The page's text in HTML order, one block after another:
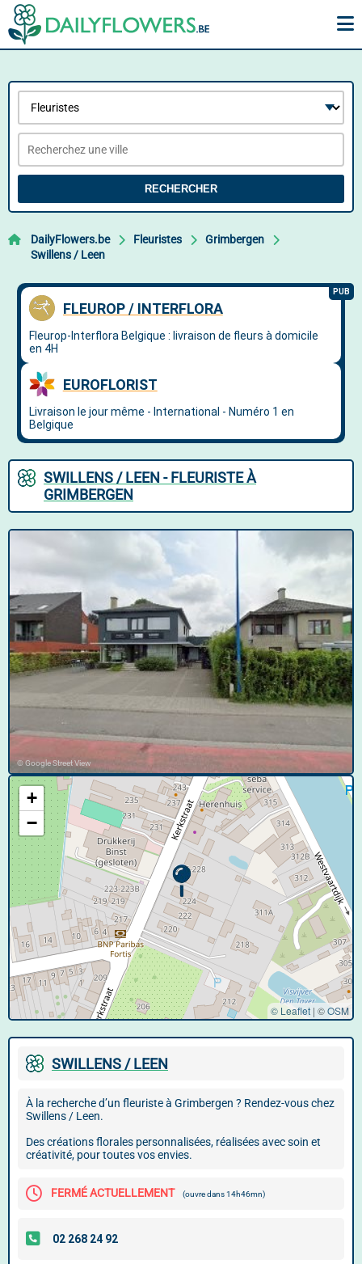
RECHERCHER
DailyFlowers.be Fleuristes
Grimbergen
Swillens / Leen
SWILLENS / LEEN - FLEURISTE À
GRIMBERGEN
© Google Street View
+
−
© Leaflet | ©OSM
SWILLENS / LEEN
À la recherche d’un fleuriste à Grimbergen ? Rendez-vous chez
Swillens / Leen.
Des créations florales personnalisées, réalisées avec soin et
créativité, pour toutes vos envies.
FERMÉ ACTUELLEMENT (ouvre dans 14h46mn)